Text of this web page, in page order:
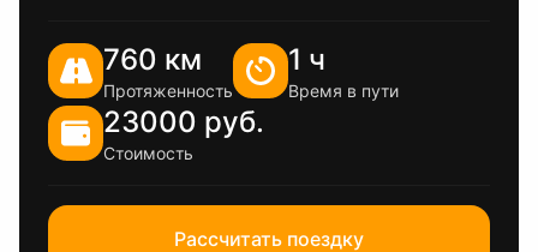
760 км
Протяженность
1 ч
Время в пути
23000 руб.
Стоимость
Рассчитать поездку